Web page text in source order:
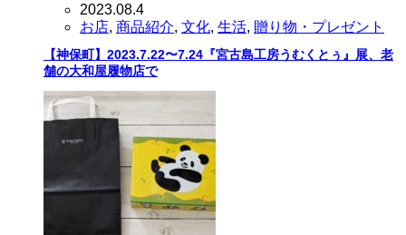
2023.08.4
お店, 商品紹介, 文化, 生活, 贈り物・プレゼント
【神保町】2023.7.22〜7.24『宮古島工房うむくとぅ』展、老
舗の大和屋履物店で